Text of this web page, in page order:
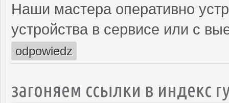
Наши мастера оперативно
устройства в сервисе или с
odpowiedz
загоняем ссылки в индекс